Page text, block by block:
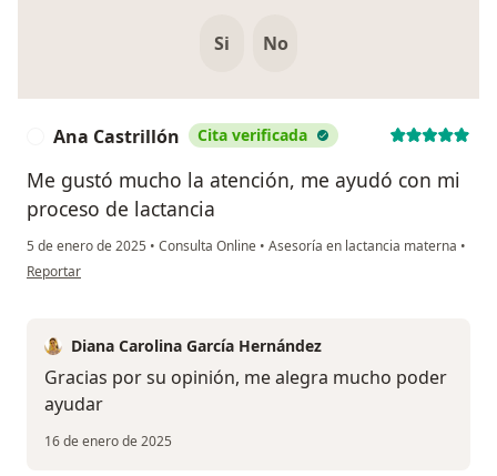
Si No
Ana Castrillón Cita verificada
Me gustó mucho la atención, me ayudó con mi
proceso de lactancia
5 de enero de 2025 • Consulta Online • Asesoría en lactancia materna •
en opinión del usuario Ana Castrillón
Reportar
Diana Carolina García Hernández
Gracias por su opinión, me alegra mucho poder
ayudar
16 de enero de 2025